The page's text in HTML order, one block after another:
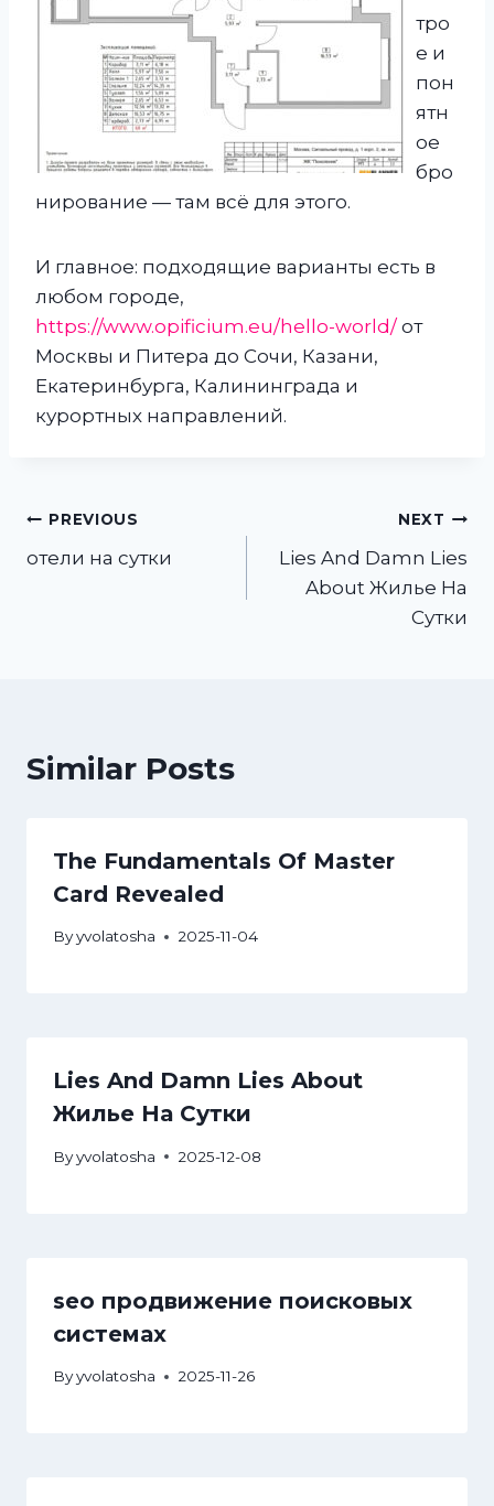
тро
е и
пон
ятн
ое
бро
нирование — там всё для этого.
И главное: подходящие варианты есть в
любом городе,
https://www.opificium.eu/hello-world/от
Москвы и Питера до Сочи, Казани,
Екатеринбурга, Калининграда и
курортных направлений.
Post
navigation
PREVIOUS
отели на сутки
NEXT
Lies And Damn Lies
About Жилье На
Сутки
Similar Posts
The Fundamentals Of Master
Card Revealed
Byyvolatosha 2025-11-04
Lies And Damn Lies About
Жилье На Сутки
Byyvolatosha 2025-12-08
seo продвижение поисковых
системах
Byyvolatosha 2025-11-26